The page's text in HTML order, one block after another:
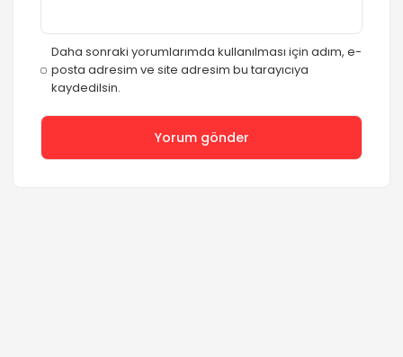
Daha sonraki yorumlarımda kullanılması için adım, e-
posta adresim ve site adresim bu tarayıcıya
kaydedilsin.